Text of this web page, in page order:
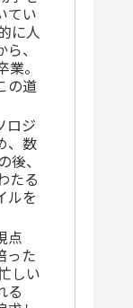
てい
に人
、
。
の道
ロジ
、数
、
たる
ルを
点
った
しい
る